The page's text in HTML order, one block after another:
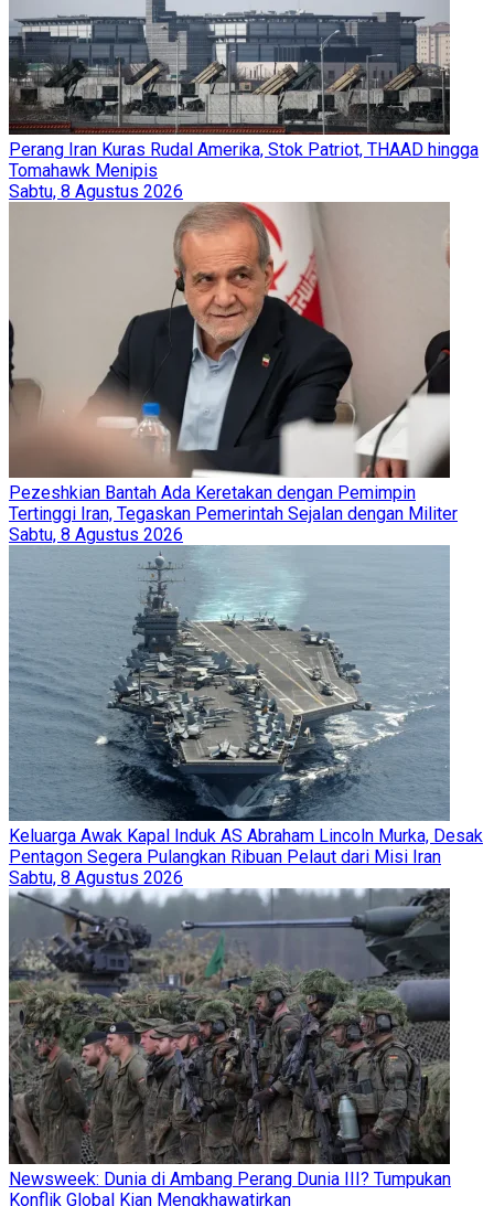
Perang Iran Kuras Rudal Amerika, Stok Patriot, THAAD hingga
Tomahawk Menipis
Sabtu, 8 Agustus 2026
Pezeshkian Bantah Ada Keretakan dengan Pemimpin
Tertinggi Iran, Tegaskan Pemerintah Sejalan dengan Militer
Sabtu, 8 Agustus 2026
Keluarga Awak Kapal Induk AS Abraham Lincoln Murka, Desak
Pentagon Segera Pulangkan Ribuan Pelaut dari Misi Iran
Sabtu, 8 Agustus 2026
Newsweek: Dunia di Ambang Perang Dunia III? Tumpukan
Konflik Global Kian Mengkhawatirkan